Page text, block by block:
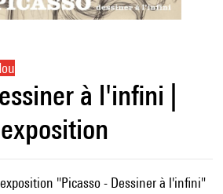
à l'infini |
"Picasso - Dessiner à l'infini"